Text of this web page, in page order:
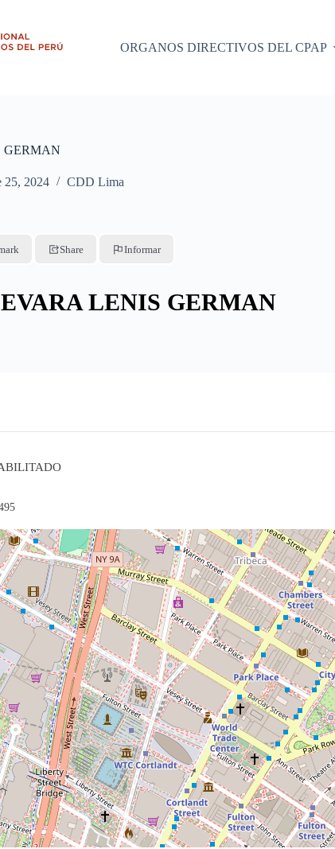
ORGANOS DIRECTIVOS DEL CPAP
GERMAN
25, 2024 CDD Lima
Share Informar
LENIS GERMAN